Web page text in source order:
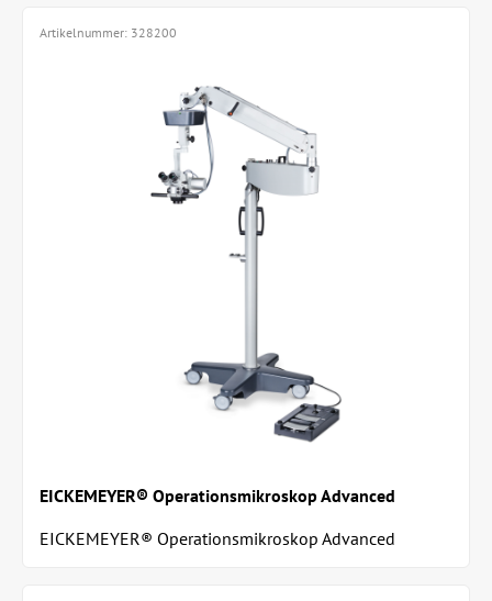
EICKEMEYER® Operationsmikroskop Advanced
EICKEMEYER® Operationsmikroskop Advanced
Artikelnummer: 328200